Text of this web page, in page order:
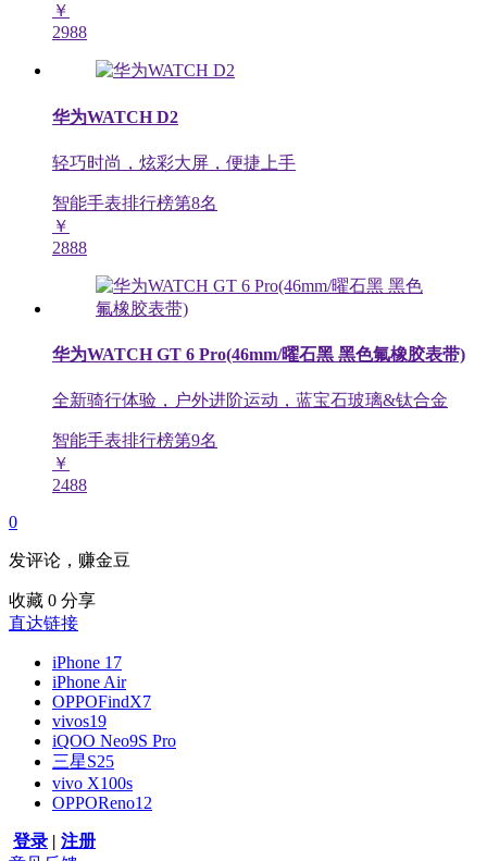
￥
2988
华为WATCH D2
轻巧时尚，炫彩大屏，便捷上手
智能手表排行榜第8名
￥
2888
华为WATCH GT 6 Pro(46mm/曜石黑 黑色氟橡胶表带)
全新骑行体验，户外进阶运动，蓝宝石玻璃&钛合金
智能手表排行榜第9名
￥
2488
0
发评论，赚金豆
收藏 0 分享
直达链接
iPhone 17
iPhone Air
OPPOFindX7
vivos19
iQOO Neo9S Pro
三星S25
vivo X100s
OPPOReno12
登录 | 注册